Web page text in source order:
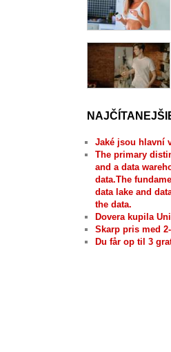
Jaké jsou hlavní
The primary
and a data
data.The
data lake and
the data.
Dovera kupila
Skarp pris med
Du får op til 3